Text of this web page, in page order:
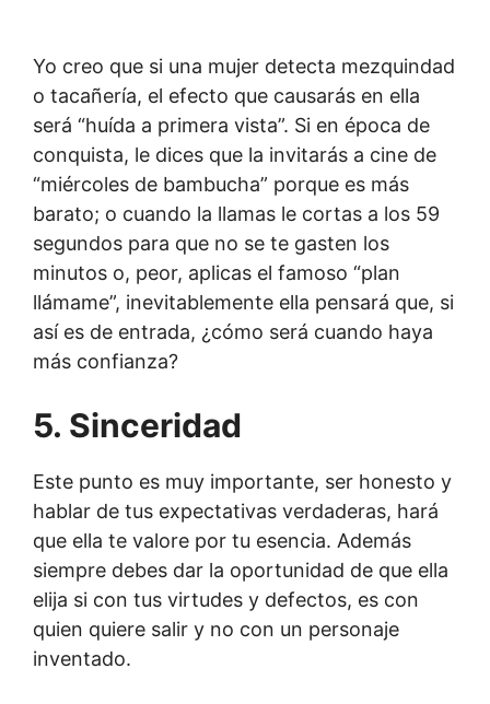
Yo creo que si una mujer detecta mezquindad
o tacañería, el efecto que causarás en ella
será “huída a primera vista”. Si en época de
conquista, le dices que la invitarás a cine de
“miércoles de bambucha” porque es más
barato; o cuando la llamas le cortas a los 59
segundos para que no se te gasten los
minutos o, peor, aplicas el famoso “plan
llámame”, inevitablemente ella pensará que, si
así es de entrada, ¿cómo será cuando haya
más confianza?
5. Sinceridad
Este punto es muy importante, ser honesto y
hablar de tus expectativas verdaderas, hará
que ella te valore por tu esencia. Además
siempre debes dar la oportunidad de que ella
elija si con tus virtudes y defectos, es con
quien quiere salir y no con un personaje
inventado.